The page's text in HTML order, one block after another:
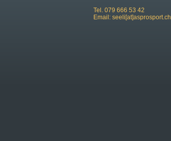
Tel. 079 666 53 42
Email: seeli[at]asprosport.ch